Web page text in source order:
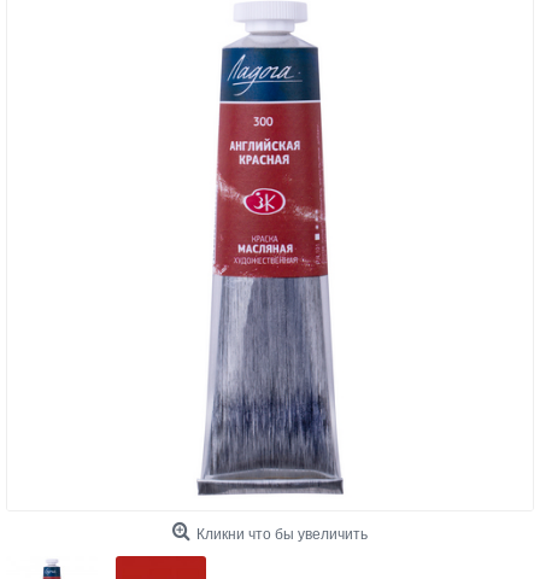
Кликни что бы увеличить